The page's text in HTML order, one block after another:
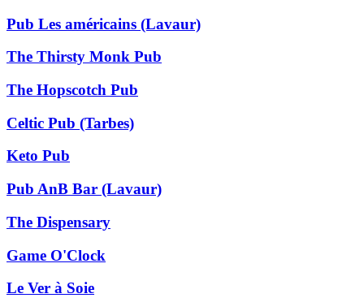
Pub Les américains (Lavaur)
The Thirsty Monk Pub
The Hopscotch Pub
Celtic Pub (Tarbes)
Keto Pub
Pub AnB Bar (Lavaur)
The Dispensary
Game O'Clock
Le Ver à Soie